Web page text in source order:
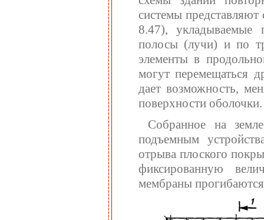
системы
8.47), укладываемые
полосы (лучи) и по
элементы в
могут перемещаться
дает возможность,
поверхности оболочки.
Собранное на
подъемным
отрыва плоского
фиксированную
мембраны прогибаются